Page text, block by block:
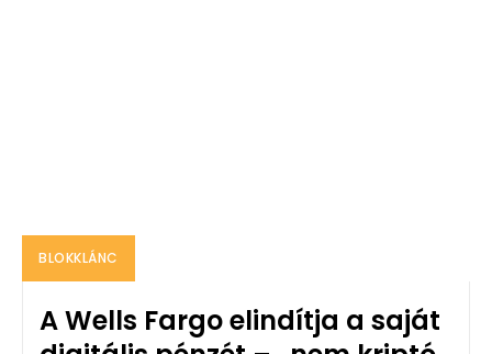
BLOKKLÁNC
A Wells Fargo elindítja a saját